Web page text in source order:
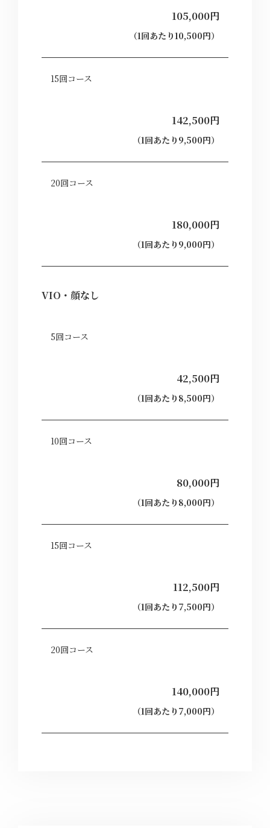
105,000円
（1回あたり10,500円）
15回コース
142,500円
（1回あたり9,500円）
20回コース
180,000円
（1回あたり9,000円）
VIO・顔なし
5回コース
42,500円
（1回あたり8,500円）
10回コース
80,000円
（1回あたり8,000円）
15回コース
112,500円
（1回あたり7,500円）
20回コース
140,000円
（1回あたり7,000円）